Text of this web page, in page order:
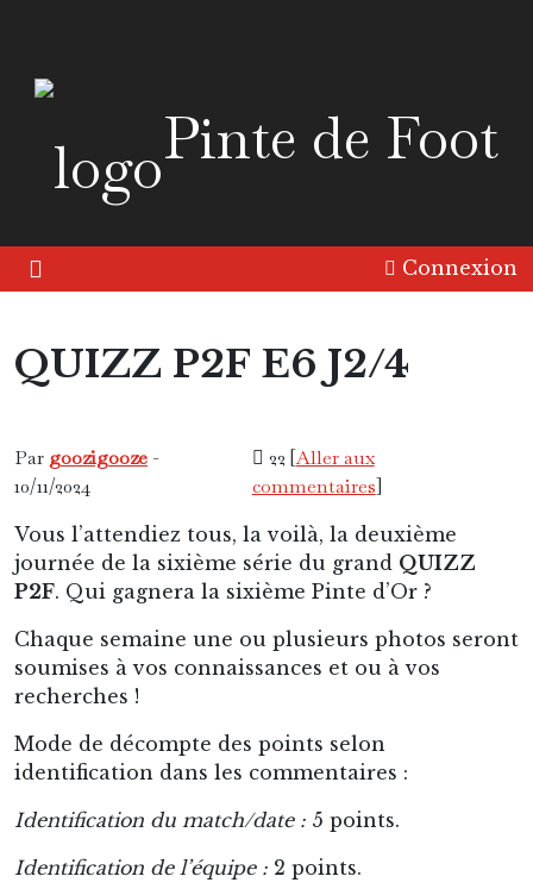
Pinte de Foot
Connexion
QUIZZ P2F E6 J2/4
Friandise Pinte 2 Foot
Par goozigooze -
10/11/2024
22 [Aller aux
commentaires]
Vous l’attendiez tous, la voilà, la deuxième
journée de la sixième série du grand QUIZZ
P2F. Qui gagnera la sixième Pinte d’Or ?
Chaque semaine une ou plusieurs photos seront
soumises à vos connaissances et ou à vos
recherches !
Mode de décompte des points selon
identification dans les commentaires :
Identification du match/date : 5 points.
Identification de l’équipe : 2 points.